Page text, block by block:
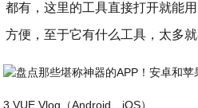
都有，这里的工具直接打开就能
方便，至于它有什么工具，太多
3.VUE Vlog（Android、iOS）